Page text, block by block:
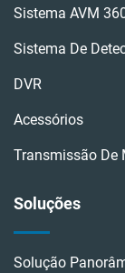
Sistema AVM
Sistema De
DVR
Acessórios
Transmissão De
Soluções
Solução